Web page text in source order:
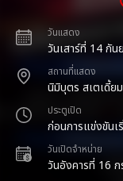
วันแสดง
วันเสาร์ที่ 14 กั
สถานที่แสดง
นิมิบุตร สเตเดี้ยม
ประตูเปิด
ก่อนการแข่งขันเ
วันเปิดจำหน่าย
วันอังคารที่ 16